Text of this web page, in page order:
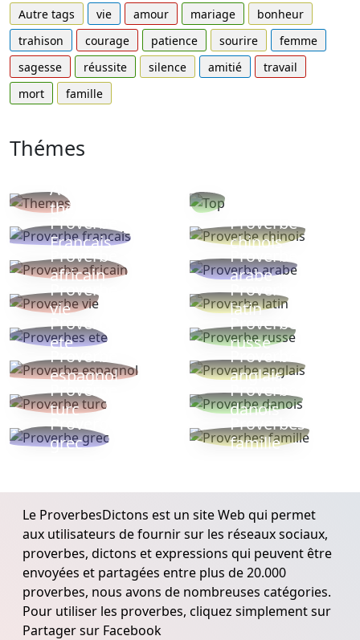
Autre tags vie amour mariage
bonheur
trahison
courage patience sourire
femme
sagesse
réussite silence amitié
travail
mort
famille
Thémes
Autres
thèmes
Proverbe
Français
Proverbe
chinois
Proverbe
africain
Proverbe
arabe
Proverbe
vie
Proverbe
latin
Proverbes
ete
Proverbe
russe
Proverbe
espagnol
Proverbe
anglais
Proverbe
turc
Proverbe
danois
Proverbe
grec
Proverbes
famille
Le ProverbesDictons est un site Web qui permet
aux utilisateurs de fournir sur les réseaux sociaux,
proverbes, dictons et expressions qui peuvent être
envoyées et partagées entre plus de 20.000
proverbes, nous avons de nombreuses catégories.
Pour utiliser les proverbes, cliquez simplement sur
Partager sur Facebook